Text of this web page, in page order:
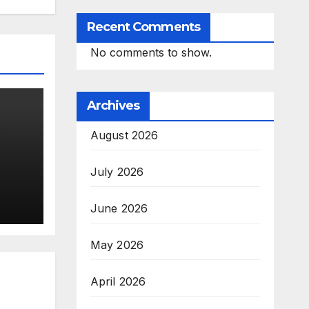
से
Recent Comments
No comments to show.
Archives
August 2026
July 2026
June 2026
May 2026
April 2026